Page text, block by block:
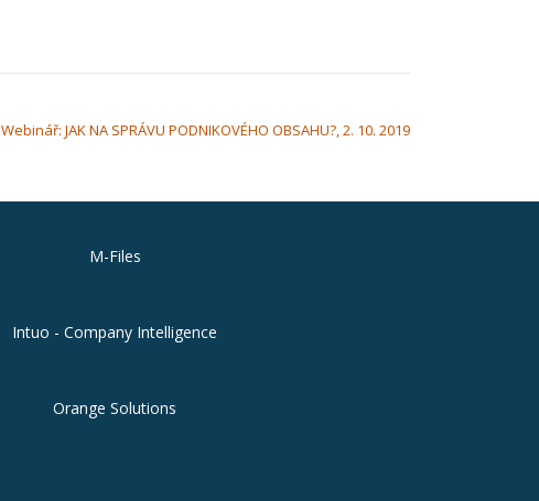
Webinář: JAK NA SPRÁVU PODNIKOVÉHO OBSAHU?, 2. 10. 2019
M-Files
Intuo - Company Intelligence
Orange Solutions